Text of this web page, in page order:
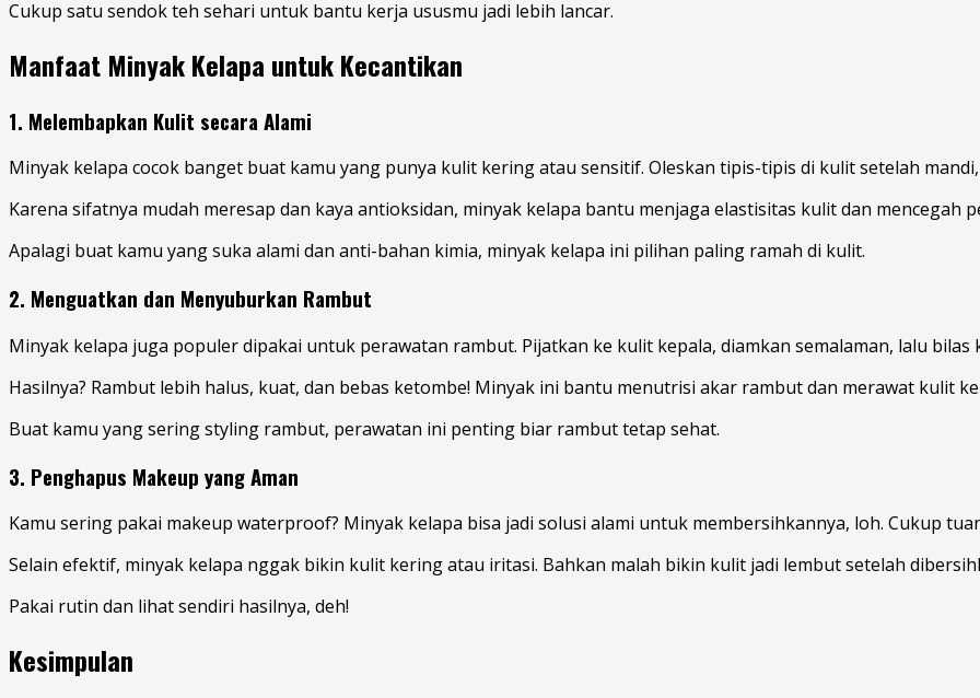
Cukup satu sendok teh sehari untuk bantu kerja ususmu jadi lebih lancar.
Manfaat Minyak Kelapa untuk Kecantikan
1. Melembapkan Kulit secara Alami
Minyak kelapa cocok banget buat kamu yang punya kulit kering atau sensitif. Oleskan tipis-tipis di kulit setelah
Karena sifatnya mudah meresap dan kaya antioksidan, minyak kelapa bantu menjaga elastisitas kulit dan mencegah
Apalagi buat kamu yang suka alami dan anti-bahan kimia, minyak kelapa ini pilihan paling ramah di kulit.
2. Menguatkan dan Menyuburkan Rambut
Minyak kelapa juga populer dipakai untuk perawatan rambut. Pijatkan ke kulit kepala, diamkan semalaman, lalu bilas
Hasilnya? Rambut lebih halus, kuat, dan bebas ketombe! Minyak ini bantu menutrisi akar rambut dan merawat kulit
Buat kamu yang sering styling rambut, perawatan ini penting biar rambut tetap sehat.
3. Penghapus Makeup yang Aman
Kamu sering pakai makeup waterproof? Minyak kelapa bisa jadi solusi alami untuk membersihkannya, loh. Cukup
Selain efektif, minyak kelapa nggak bikin kulit kering atau iritasi. Bahkan malah bikin kulit jadi lembut setelah
Pakai rutin dan lihat sendiri hasilnya, deh!
Kesimpulan